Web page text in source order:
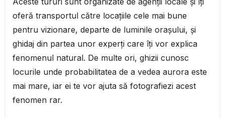
oferă transportul către locațiile cele mai bune
pentru vizionare, departe de luminile orașului, și
ghidaj din partea unor experți care îți vor explica
fenomenul natural. De multe ori, ghizii cunosc
locurile unde probabilitatea de a vedea aurora este
mai mare, iar ei te vor ajuta să fotografiezi acest
fenomen rar.